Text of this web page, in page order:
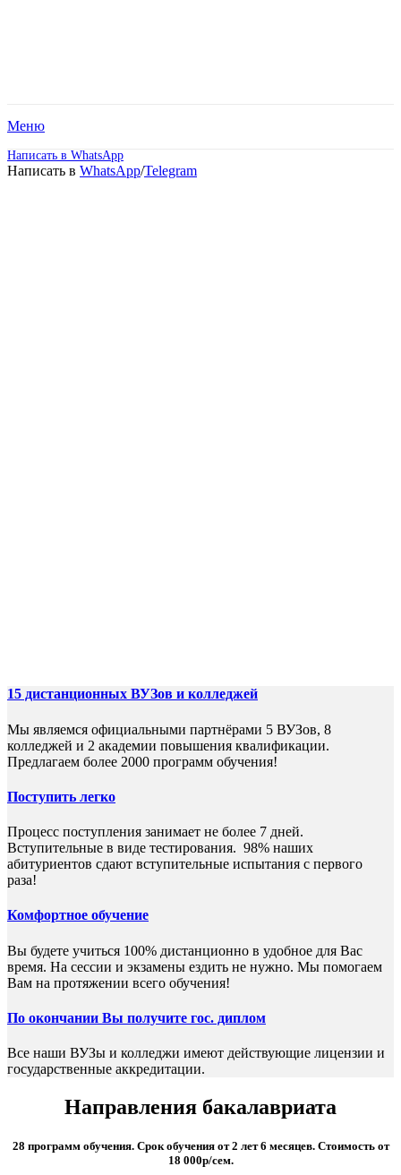
Меню
Написать в WhatsApp
Написать в WhatsApp/Telegram
15 дистанционных ВУЗов и колледжей
Мы являемся официальными партнёрами 5 ВУЗов, 8
колледжей и 2 академии повышения квалификации.
Предлагаем более 2000 программ обучения!
Поступить легко
Процесс поступления занимает не более 7 дней.
Вступительные в виде тестирования. 98% наших
абитуриентов сдают вступительные испытания с первого
раза!
Комфортное обучение
Вы будете учиться 100% дистанционно в удобное для Вас
время. На сессии и экзамены ездить не нужно. Мы помогаем
Вам на протяжении всего обучения!
По окончании Вы получите гос. диплом
Все наши ВУЗы и колледжи имеют действующие лицензии и
государственные аккредитации.
Направления бакалавриата
28 программ обучения. Срок обучения от 2 лет 6 месяцев. Стоимость от
18 000р/сем.